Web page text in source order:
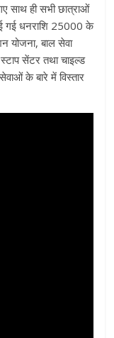
साथ ही सभी छात्राओं
गई धनराशि 25000 के
योजना, बाल सेवा
सेंटर तथा चाइल्ड
सेवाओं के बारे में विस्तार